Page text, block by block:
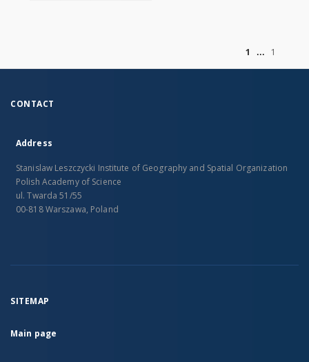
1
1
CONTACT
Address
Stanislaw Leszczycki Institute of Geography and Spatial Organization
Polish Academy of Science
ul. Twarda 51/55
00-818 Warszawa, Poland
SITEMAP
Main page